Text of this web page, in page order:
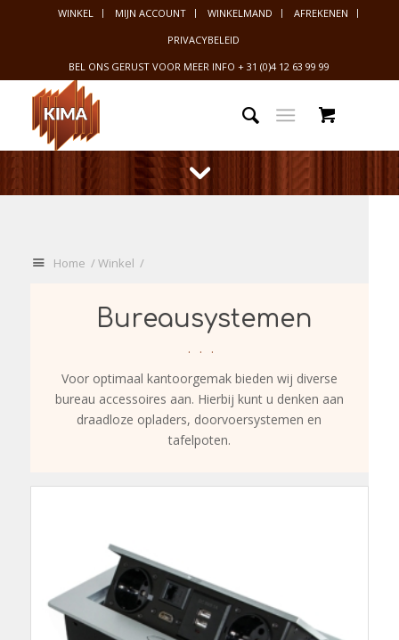
WINKEL MIJN ACCOUNT WINKELMAND
AFREKENEN
PRIVACYBELEID
BEL ONS GERUST VOOR MEER INFO+ 31 (0)4 12 63 99 99
UHome /Winkel /
Bureausystemen
Voor optimaal kantoorgemak bieden wij diverse
bureau accessoires aan. Hierbij kunt u denken aan
draadloze opladers, doorvoersystemen en
tafelpoten.